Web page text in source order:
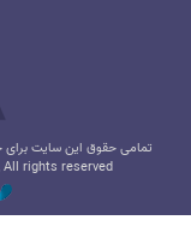
تمامی حقوق این سایت برای
All rights reserved